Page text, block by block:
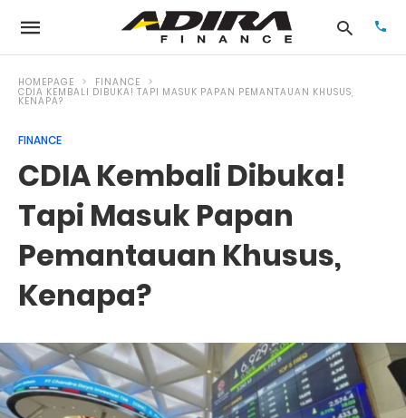
HOMEPAGE FINANCE
CDIA KEMBALI DIBUKA! TAPI MASUK PAPAN PEMANTAUAN KHUSUS,
KENAPA?
FINANCE
CDIA Kembali Dibuka!
Tapi Masuk Papan
Pemantauan Khusus,
Kenapa?